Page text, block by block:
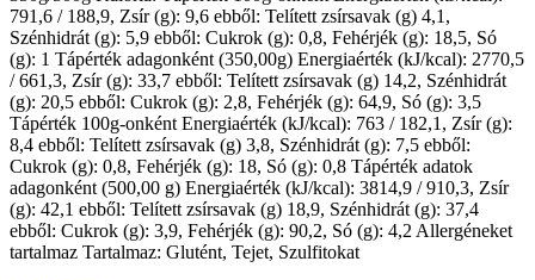
791,6 / 188,9, Zsír (g): 9,6 ebből: Telített zsírsavak (g) 4,1,
Szénhidrát (g): 5,9 ebből: Cukrok (g): 0,8, Fehérjék (g): 18,5, Só
(g): 1 Tápérték adagonként (350,00g) Energiaérték (kJ/kcal): 2770,5
/ 661,3, Zsír (g): 33,7 ebből: Telített zsírsavak (g) 14,2, Szénhidrát
(g): 20,5 ebből: Cukrok (g): 2,8, Fehérjék (g): 64,9, Só (g): 3,5
Tápérték 100g-onként Energiaérték (kJ/kcal): 763 / 182,1, Zsír (g):
8,4 ebből: Telített zsírsavak (g) 3,8, Szénhidrát (g): 7,5 ebből:
Cukrok (g): 0,8, Fehérjék (g): 18, Só (g): 0,8 Tápérték adatok
adagonként (500,00 g) Energiaérték (kJ/kcal): 3814,9 / 910,3, Zsír
(g): 42,1 ebből: Telített zsírsavak (g) 18,9, Szénhidrát (g): 37,4
ebből: Cukrok (g): 3,9, Fehérjék (g): 90,2, Só (g): 4,2 Allergéneket
tartalmaz Tartalmaz: Glutént, Tejet, Szulfitokat